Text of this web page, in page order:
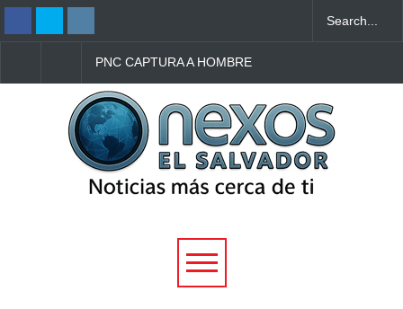
PNC CAPTURA A HOMBRE
ACUCHILLAR A OTRO EN
CANDELARIA, CUSCATLÁN
SUR
METANFETAMINA EN
OESTE